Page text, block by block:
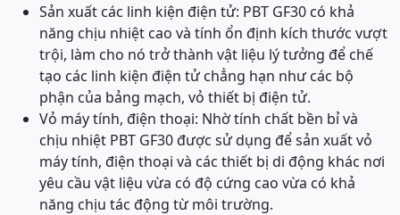
Sản xuất các linh kiện điện tử: PBT GF30 có khả
năng chịu nhiệt cao và tính ổn định kích thước vượt
trội, làm cho nó trở thành vật liệu lý tưởng để chế
tạo các linh kiện điện tử chẳng hạn như các bộ
phận của bảng mạch, vỏ thiết bị điện tử.
Vỏ máy tính, điện thoại: Nhờ tính chất bền bỉ và
chịu nhiệt PBT GF30 được sử dụng để sản xuất vỏ
máy tính, điện thoại và các thiết bị di động khác nơi
yêu cầu vật liệu vừa có độ cứng cao vừa có khả
năng chịu tác động từ môi trường.